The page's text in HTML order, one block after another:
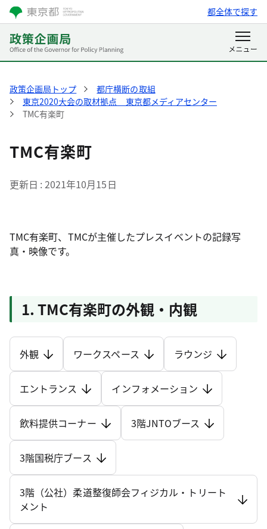
都全体で探す
政策企画局トップ
都庁横断の取組
東京2020大会の取材拠点 東京都メディアセンター
TMC有楽町
TMC有楽町
更新日 2021年10月15日
TMC有楽町、TMCが主催したプレスイベントの記録写
真・映像です。
1. TMC有楽町の外観・内観
外観 ワークスペース ラウンジ
エントランス インフォメーション
飲料提供コーナー 3階JNTOブース
3階国税庁ブース
3階（公社）柔道整復師会フィジカル・トリート
メント